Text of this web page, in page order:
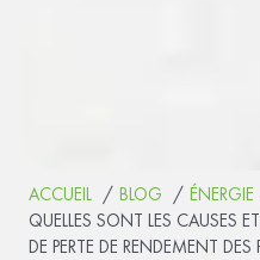
ACCUEIL BLOG
ÉNERGIE
QUELLES SONT LES CAUSES
DE PERTE DE RENDEMENT